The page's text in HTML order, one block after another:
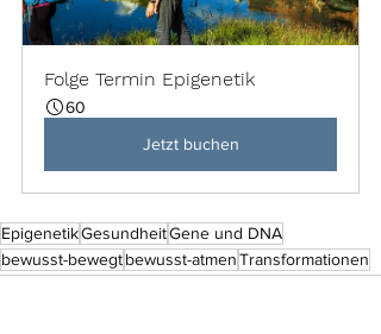
Folge Termin Epigenetik
60
Jetzt buchen
EpigenetikGesundheitGene und DNA
bewusst-bewegtbewusst-atmenTransformationen